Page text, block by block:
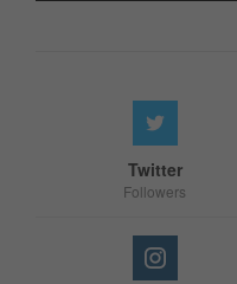
Twitter
Followers